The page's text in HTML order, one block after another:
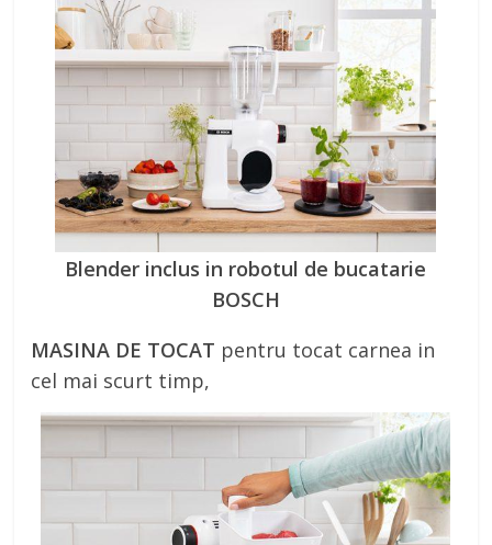
Blender inclus in robotul de bucatarie
BOSCH
MASINA DE TOCAT pentru tocat carnea in
cel mai scurt timp,